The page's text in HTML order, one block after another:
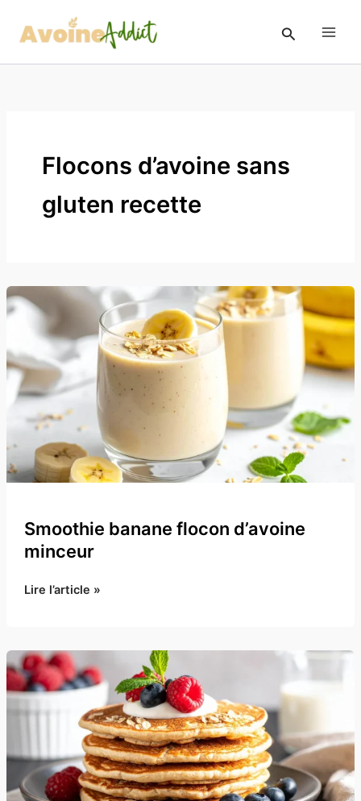
contenu
Rechercher
Flocons d’avoine sans
gluten recette
Smoothie banane flocon d’avoine
minceur
Smoothie
d’avoine
minceur
Lire l’article »